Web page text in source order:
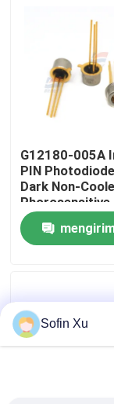
Pertunjukan VR
Tentang Kami
Tur Pabrik
Kontrol
Hubungi Kami
Kasus-kasus
G12180-005A
PIN
Dark Non-
Phorosensitive
Sofin Xu